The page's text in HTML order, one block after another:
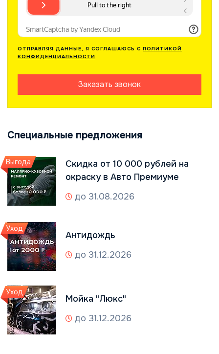
ОТПРАВЛЯЯ ДАННЫЕ, Я СОГЛАШАЮСЬ С ПОЛИТИКОЙ
КОНФИДЕНЦИАЛЬНОСТИ
Заказать звонок
Специальные предложения
Выгода
Скидка от 10 000 рублей на
окраску в Авто Премиуме
до 31.08.2026
Уход
Антидождь
до 31.12.2026
Уход
Мойка "Люкс"
до 31.12.2026